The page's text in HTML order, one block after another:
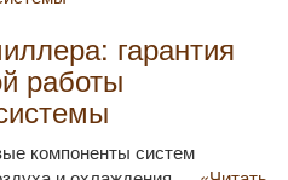
гарантия
работы
компоненты систем